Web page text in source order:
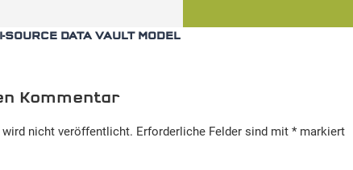
SOURCE DATA VAULT MODEL
Kommentar
wird nicht veröffentlicht. Erforderliche Felder sind mit* markiert